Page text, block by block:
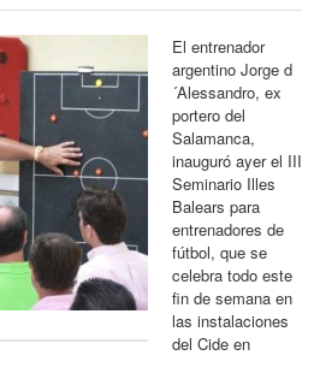
El entrenador
argentino Jorge d
´Alessandro, ex
portero del
Salamanca,
inauguró ayer el III
Seminario Illes
Balears para
entrenadores de
fútbol, que se
celebra todo este
fin de semana en
las instalaciones
del Cide en